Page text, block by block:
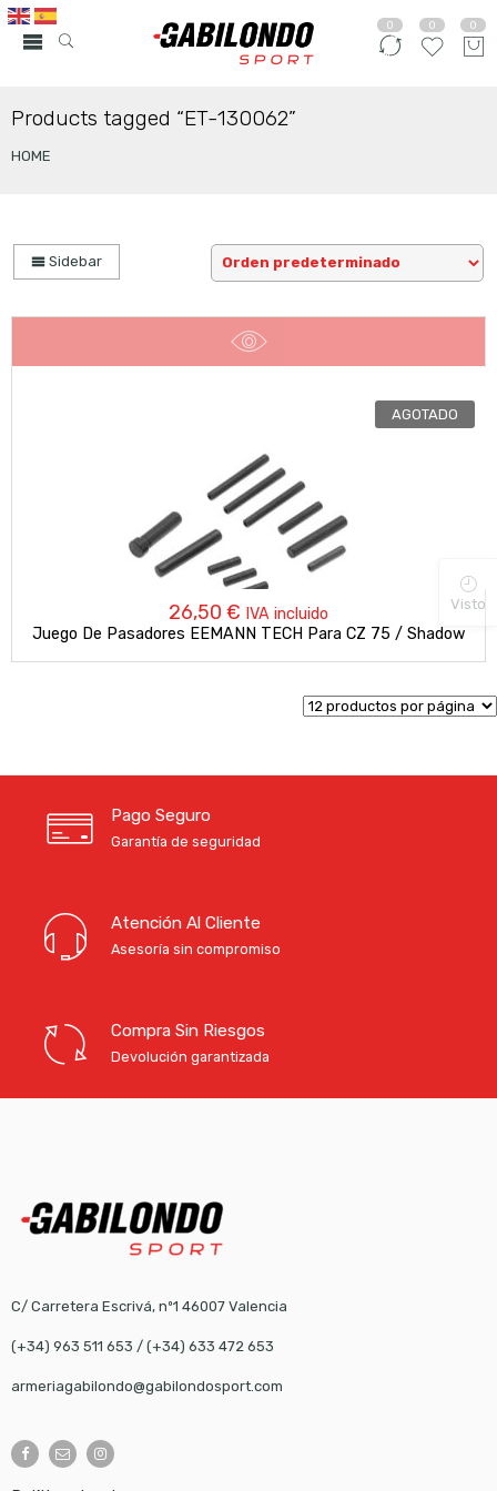
0 0 0
Products tagged “ET-130062”
HOME
Sidebar
AGOTADO
26,50 € IVA incluido
Juego De Pasadores EEMANN TECH Para CZ 75 / Shadow
Pago Seguro
Garantía de seguridad
Atención Al Cliente
Asesoría sin compromiso
Compra Sin Riesgos
Devolución garantizada
C/ Carretera Escrivá, nº1 46007 Valencia
(+34) 963 511 653 / (+34) 633 472 653
armeriagabilondo@gabilondosport.com
Visto